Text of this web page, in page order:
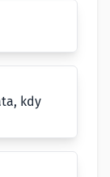
kdy